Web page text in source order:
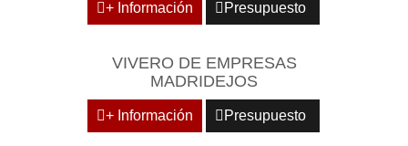
+ Información Presupuesto
VIVERO DE EMPRESAS
MADRIDEJOS
+ Información Presupuesto